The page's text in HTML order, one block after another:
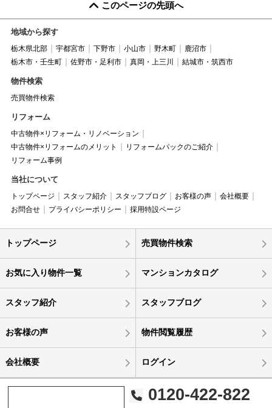
このページの先頭へ
地域から探す
栃木県北部 宇都宮市 下野市 小山市 野木町
鹿沼市
栃木市・壬生町
佐野市・足利市 真岡・上三川 結城市・筑西市
物件検索
売買物件検索
リフォーム
中古物件×リフォーム・リノベーション
中古物件×リフォームのメリット
リフォームパックのご紹介
リフォーム事例
当社について
トップページ スタッフ紹介 スタッフブログ お客様の声
会社概要
お問合せ
プライバシーポリシー 採用特設ページ
トップページ 売買物件検索
お気に入り物件一覧 マンションカタログ
スタッフ紹介 スタッフブログ
お客様の声 物件閲覧履歴
会社概要 ログイン
0120-422-822